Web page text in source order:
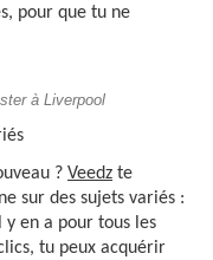
pour que tu ne
à Liverpool
? Veedz te
sur des sujets variés :
en a pour tous les
tu peux acquérir